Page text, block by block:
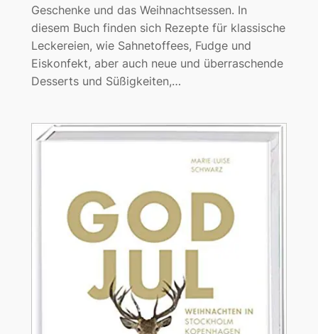
Geschenke und das Weihnachtsessen. In
diesem Buch finden sich Rezepte für klassische
Leckereien, wie Sahnetoffees, Fudge und
Eiskonfekt, aber auch neue und überraschende
Desserts und Süßigkeiten,…